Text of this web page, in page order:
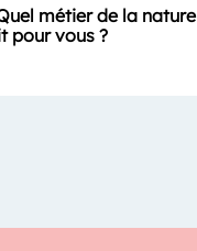
métier de la nature
pour vous ?